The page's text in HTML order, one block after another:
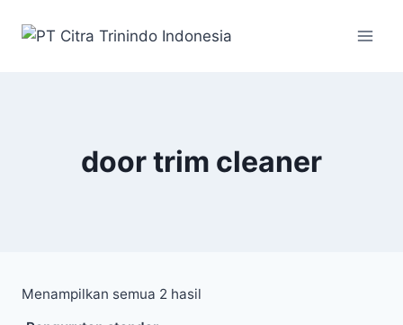
door trim cleaner
Menampilkan semua 2 hasil